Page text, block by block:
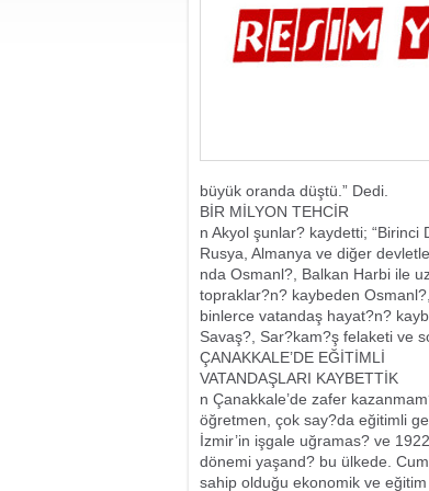
büyük oranda düştü.” Dedi.
BİR MİLYON TEHCİR
n Akyol şunlar? kaydetti;
Rusya, Almanya ve diğer
nda Osmanl?, Balkan Harbi ile
topraklar?n? kaybeden
binlerce vatandaş hayat?n?
Savaş?, Sar?kam?ş felaketi ve
ÇANAKKALE’DE EĞİTİMLİ
VATANDAŞLARI KAYBETTİK
n Çanakkale’de zafer
öğretmen, çok say?da eğitimli
İzmir’in işgale uğramas? ve
dönemi yaşand? bu ülkede.
sahip olduğu ekonomik ve